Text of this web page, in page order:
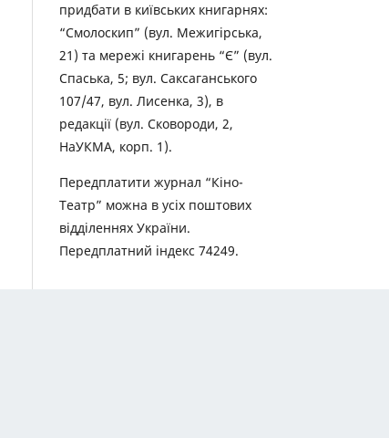
придбати в київських книгарнях:
“Смолоскип” (вул. Межигірська,
21) та мережі книгарень “Є” (вул.
Спаська, 5; вул. Саксаганського
107/47, вул. Лисенка, 3), в
редакції (вул. Сковороди, 2,
НаУКМА, корп. 1).
Передплатити журнал “Кіно-
Театр” можна в усіх поштових
відділеннях України.
Передплатний індекс 74249.